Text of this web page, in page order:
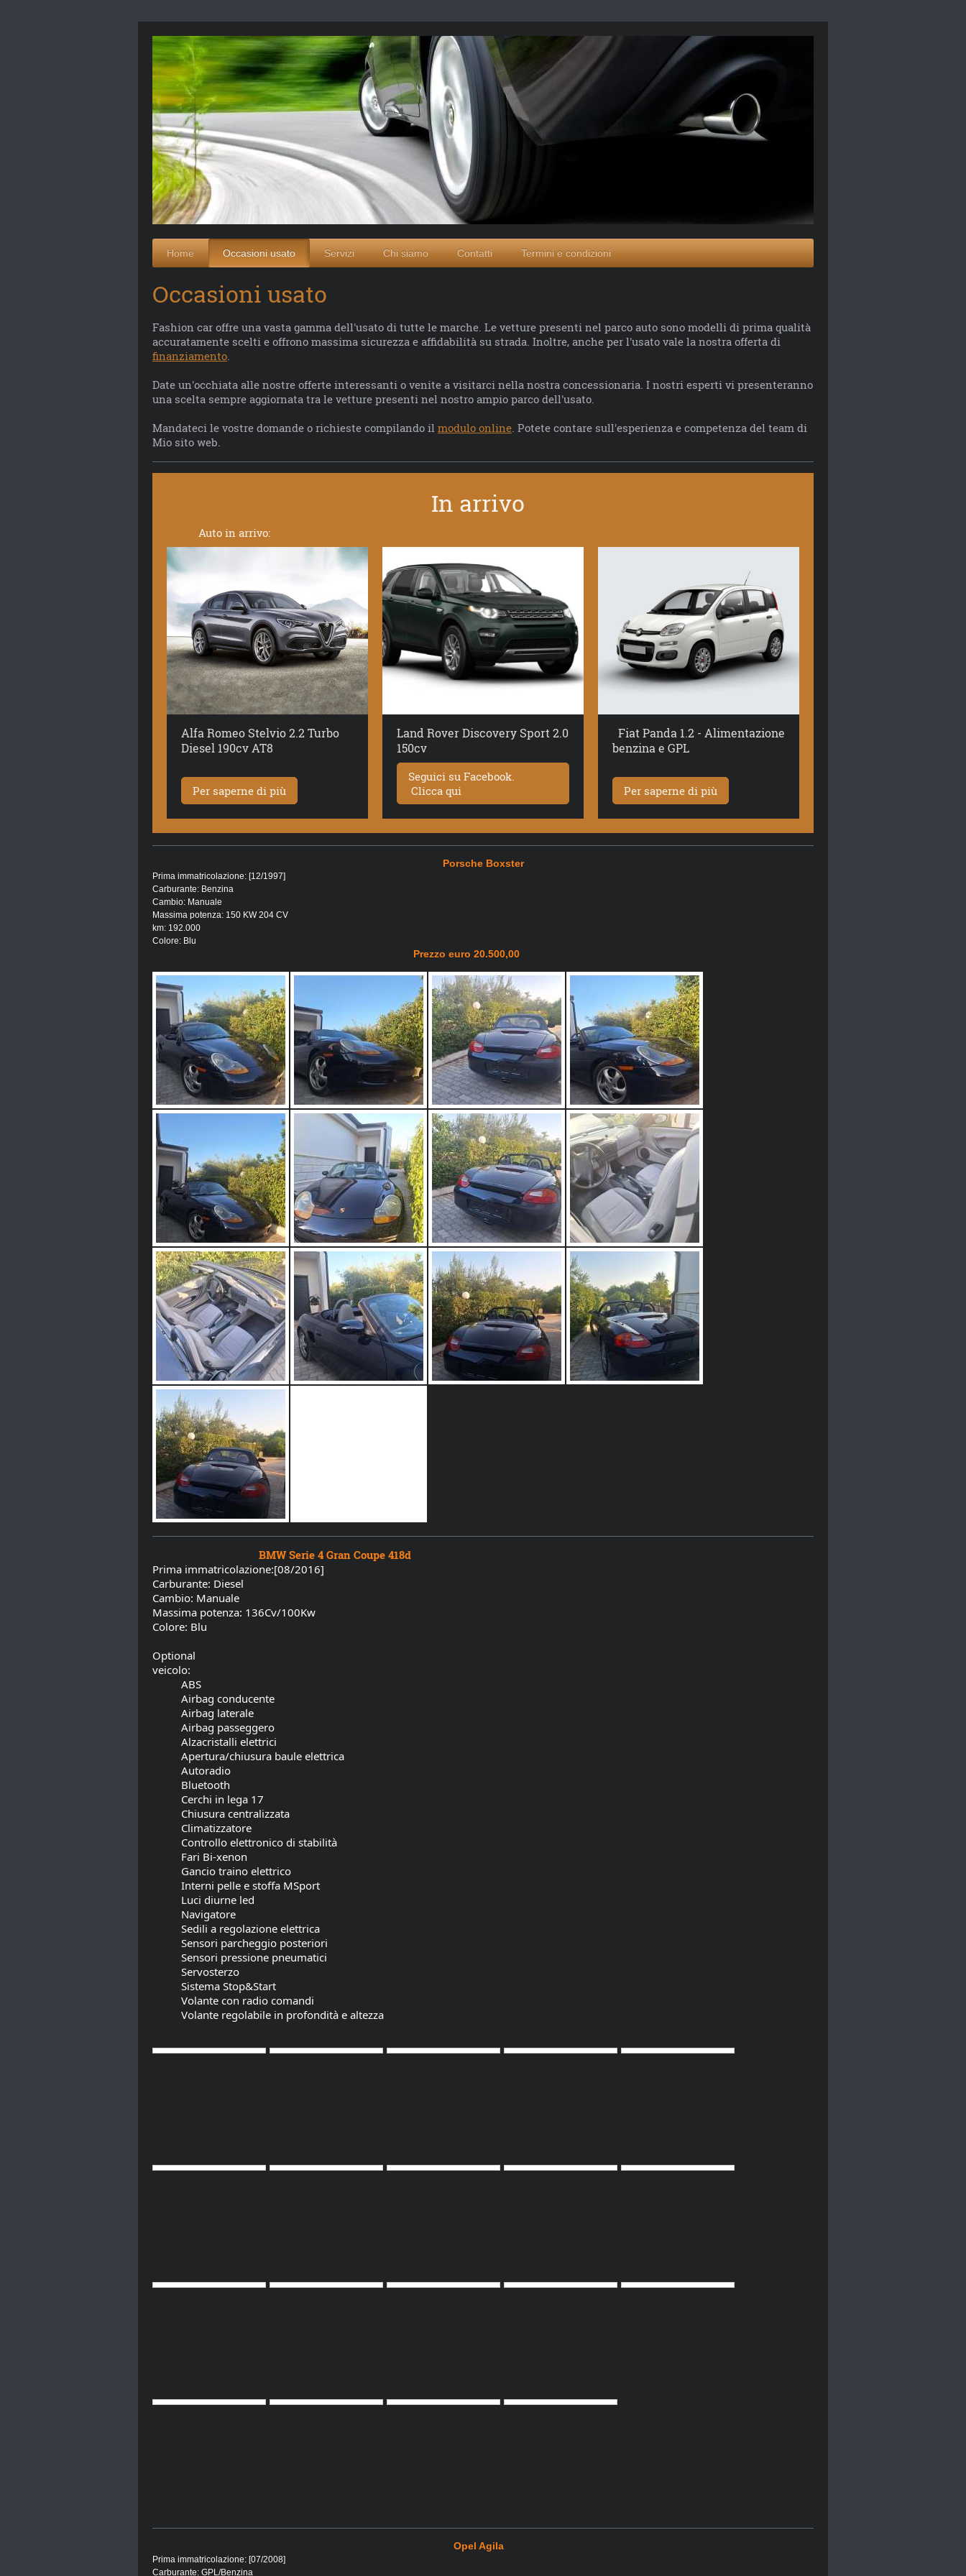
Home Occasioni usato Servizi Chi siamo Contatti Termini e condizioni
Occasioni usato
Fashion car offre una vasta gamma dell'usato di tutte le marche. Le vetture presenti nel parco auto sono modelli di prima qualità
accuratamente scelti e offrono massima sicurezza e affidabilità su strada. Inoltre, anche per l'usato vale la nostra offerta di
finanziamento.
Date un'occhiata alle nostre offerte interessanti o venite a visitarci nella nostra concessionaria. I nostri esperti vi presenteranno
una scelta sempre aggiornata tra le vetture presenti nel nostro ampio parco dell'usato.
Mandateci le vostre domande o richieste compilando il modulo online. Potete contare sull'esperienza e competenza del team di
Mio sito web.
In arrivo
Auto in arrivo:
Alfa Romeo Stelvio 2.2 Turbo
Diesel 190cv AT8
Per saperne di più
Land Rover Discovery Sport 2.0
150cv
Seguici su Facebook.
Clicca qui
Fiat Panda 1.2 - Alimentazione
benzina e GPL
Per saperne di più
Porsche Boxster
Prima immatricolazione: [12/1997]
Carburante: Benzina
Cambio: Manuale
Massima potenza: 150 KW 204 CV
km: 192.000
Colore: Blu
Prezzo euro 20.500,00
BMW Serie 4 Gran Coupe 418d
Prima immatricolazione:[08/2016]
Carburante: Diesel
Cambio: Manuale
Massima potenza: 136Cv/100Kw
Colore: Blu
Optional
veicolo:
ABS
Airbag conducente
Airbag laterale
Airbag passeggero
Alzacristalli elettrici
Apertura/chiusura baule elettrica
Autoradio
Bluetooth
Cerchi in lega 17
Chiusura centralizzata
Climatizzatore
Controllo elettronico di stabilità
Fari Bi-xenon
Gancio traino elettrico
Interni pelle e stoffa MSport
Luci diurne led
Navigatore
Sedili a regolazione elettrica
Sensori parcheggio posteriori
Sensori pressione pneumatici
Servosterzo
Sistema Stop&Start
Volante con radio comandi
Volante regolabile in profondità e altezza
Opel Agila
Prima immatricolazione: [07/2008]
Carburante: GPL/Benzina